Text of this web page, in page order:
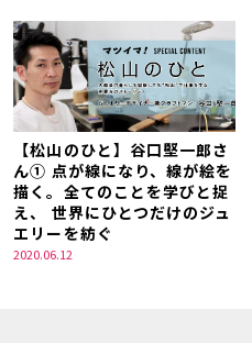
【松山のひと】谷口堅一郎さ
ん① 点が線になり、線が絵を
描く。全てのことを学びと捉
え、 世界にひとつだけのジュ
エリーを紡ぐ
2020.06.12